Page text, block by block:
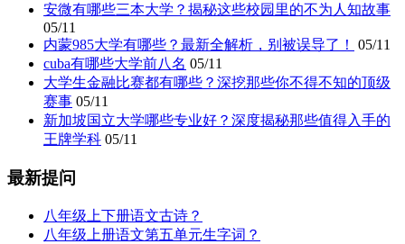
安微有哪些三本大学？揭秘这些校园里的不为人知故事
05/11
内蒙985大学有哪些？最新全解析，别被误导了！
05/11
cuba有哪些大学前八名 05/11
大学生金融比赛都有哪些？深挖那些你不得不知的顶级
赛事 05/11
新加坡国立大学哪些专业好？深度揭秘那些值得入手的
王牌学科 05/11
最新提问
八年级上下册语文古诗？
八年级上册语文第五单元生字词？